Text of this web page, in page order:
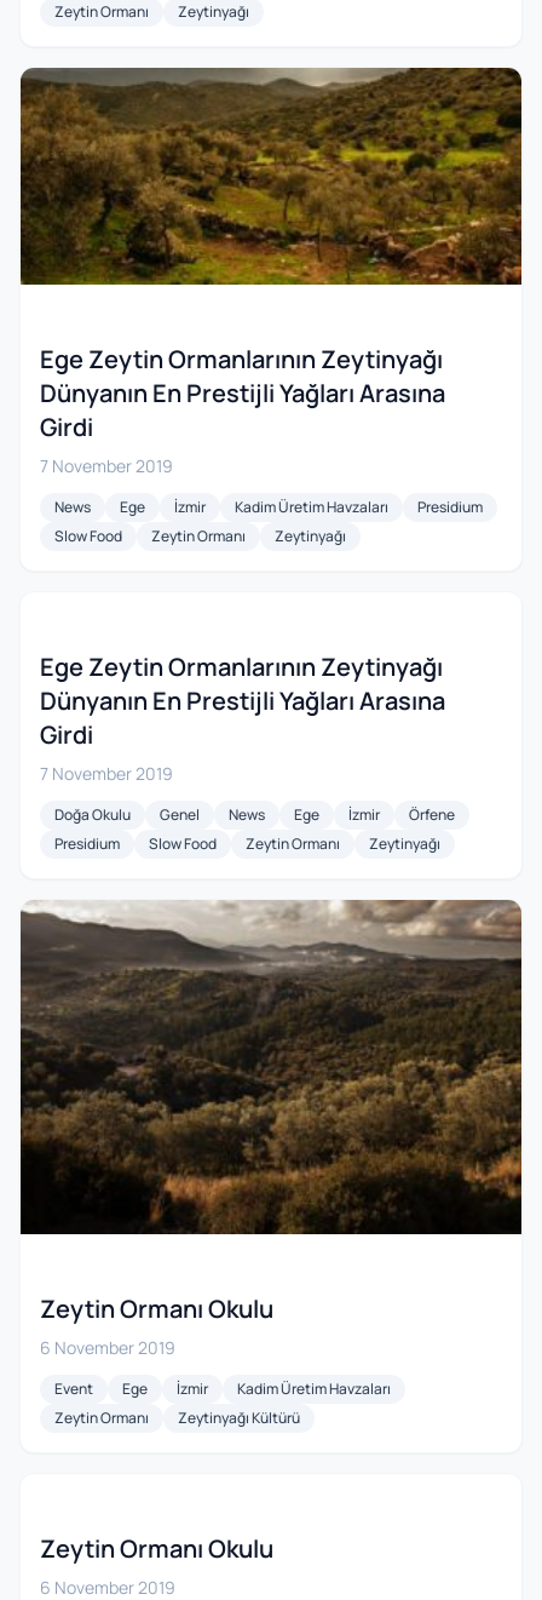
Zeytin Ormanı
Zeytinyağı
Ege Zeytin Ormanlarının Zeytinyağı
Dünyanın En Prestijli Yağları Arasına
Girdi
7 November 2019
News Ege İzmir Kadim Üretim Havzaları
Presidium
Slow Food
Zeytin Ormanı Zeytinyağı
Ege Zeytin Ormanlarının Zeytinyağı
Dünyanın En Prestijli Yağları Arasına
Girdi
7 November 2019
Doğa Okulu Genel News Ege İzmir
Örfene
Presidium
Slow Food Zeytin Ormanı Zeytinyağı
Zeytin Ormanı Okulu
6 November 2019
Event Ege İzmir
Kadim Üretim Havzaları
Zeytin Ormanı
Zeytinyağı Kültürü
Zeytin Ormanı Okulu
6 November 2019